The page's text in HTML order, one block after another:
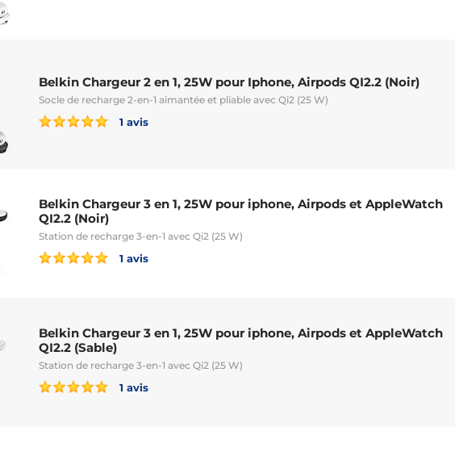
Belkin Chargeur 2 en 1, 25W pour Iphone, Airpods QI2.2 (Noir)
Socle de recharge 2-en-1 aimantée et pliable avec Qi2 (25 W)
1 avis
Belkin Chargeur 3 en 1, 25W pour iphone, Airpods et AppleWatch
QI2.2 (Noir)
Station de recharge 3-en-1 avec Qi2 (25 W)
1 avis
Belkin Chargeur 3 en 1, 25W pour iphone, Airpods et AppleWatch
QI2.2 (Sable)
Station de recharge 3-en-1 avec Qi2 (25 W)
1 avis